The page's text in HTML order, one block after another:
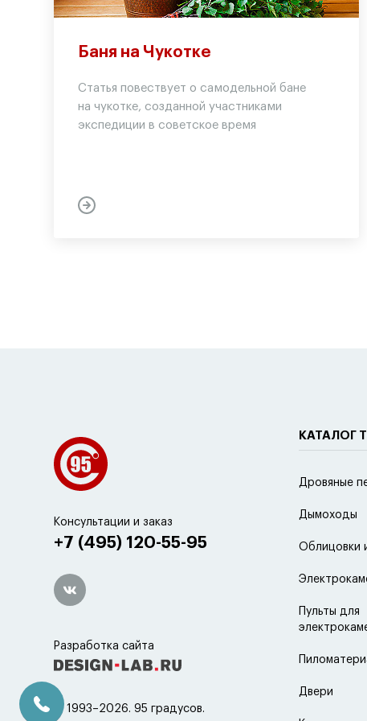
Баня на Чукотке
Статья повествует о самодельной бане
на чукотке, созданной участниками
экспедиции в советское время
Консультации и заказ
+7 (495) 120-55-95
Разработка сайта
© 1993–2026. 95 градусов.
КАТАЛОГ
Дровяные
Дымоходы
Облицовки
Пульты для
Двери